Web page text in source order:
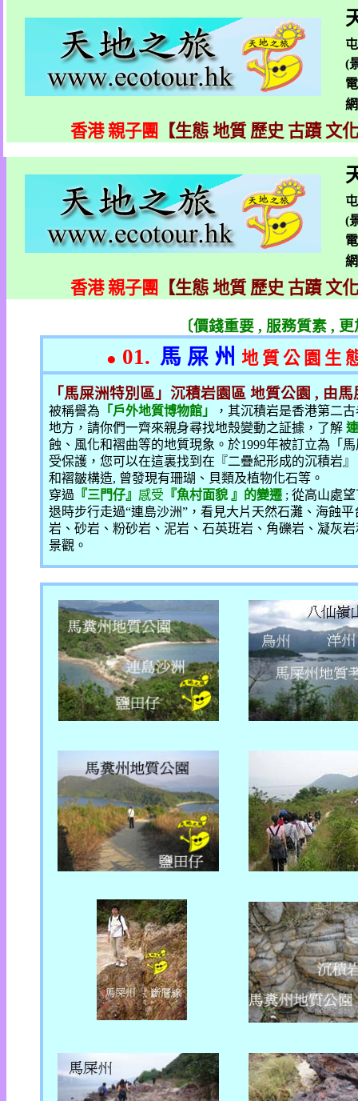
(
香港 親子團 【生態 地質 歷史 古蹟 文
(
香港 親子團 【生態 地質 歷史 古蹟 文
〔價錢重要, 服務質素, 更
● 01. 馬 屎 州 地 質 公 園 生
「馬屎洲特別區」沉積岩園區 地質公園 , 由馬
被稱譽為 「戶外地質博物館」
，其沉積岩是香港第二
地方，請你們一齊來親身尋找地殼變動之証據，了解
蝕、風化和褶曲等的地質現象。於1999年被訂立為「
受保護，您可以在這裏找到在『二疊紀形成的沉積岩
和褶皺構造, 曾發現有珊瑚、貝類及植物化石等。
穿過 『三門仔』 感受 『魚村面貌 』的變遷 ;從高山處
退時步行走過“連島沙洲” ，看見大片天然石灘、海蝕
岩、砂岩、粉砂岩、泥岩、石英班岩、角礫岩、凝灰
景觀。